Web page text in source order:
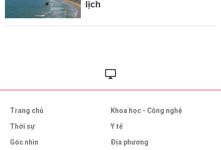
lịch
Trang chủ
Thời sự
Góc nhìn
Khoa học - Công nghệ
Y tế
Địa phương